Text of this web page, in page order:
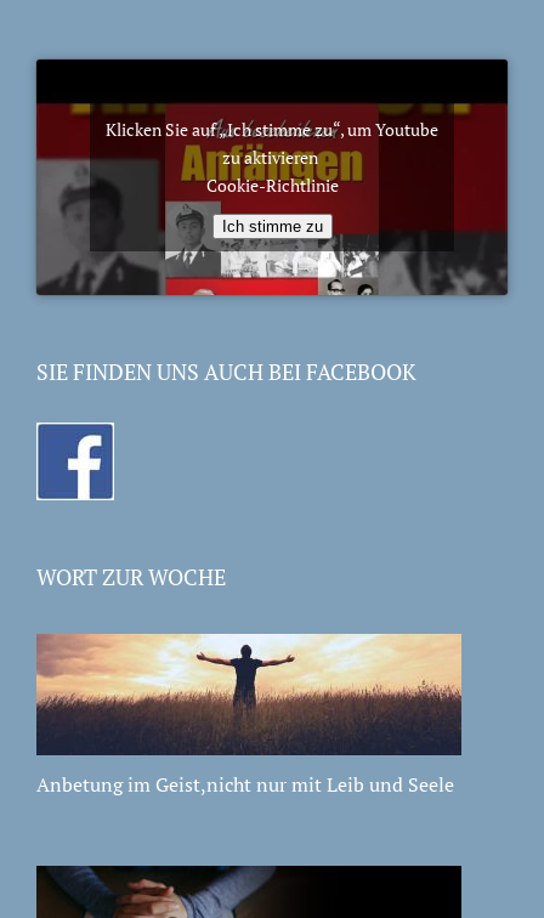
Klicken Sie auf „Ich stimme zu“, um Youtube
zu aktivieren
Cookie-Richtlinie
Ich stimme zu
SIE FINDEN UNS AUCH BEI FACEBOOK
WORT ZUR WOCHE
Anbetung im Geist,nicht nur mit Leib und Seele